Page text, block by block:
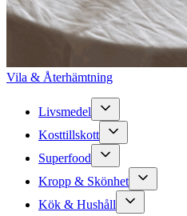
Vila & Återhämtning
Livsmedel
Kosttillskott
Superfood
Kropp & Skönhet
Kök & Hushåll